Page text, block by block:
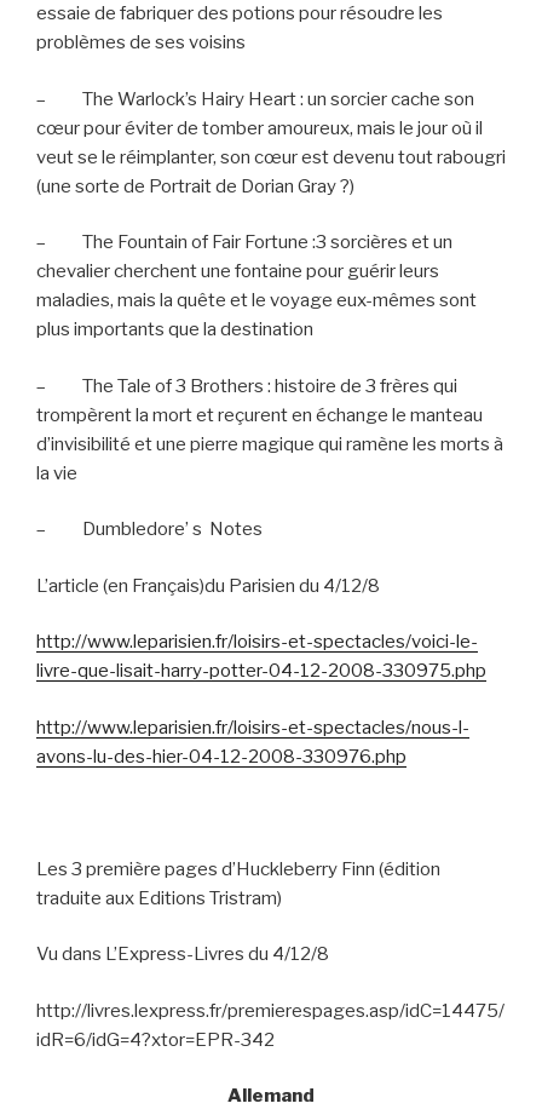
essaie de fabriquer des potions pour résoudre les
problèmes de ses voisins
–
The Warlock’s Hairy Heart : un sorcier cache son
cœur pour éviter de tomber amoureux, mais le jour où il
veut se le réimplanter, son cœur est devenu tout rabougri
(une sorte de Portrait de Dorian Gray ?)
–
The Fountain of Fair Fortune :3 sorcières et un
chevalier cherchent une fontaine pour guérir leurs
maladies, mais la quête et le voyage eux-mêmes sont
plus importants que la destination
–
The Tale of 3 Brothers : histoire de 3 frères qui
trompèrent la mort et reçurent en échange le manteau
d’invisibilité et une pierre magique qui ramène les morts à
la vie
– Dumbledore’ s Notes
L’article (en Français)du Parisien du 4/12/8
http://www.leparisien.fr/loisirs-et-spectacles/voici-le-
livre-que-lisait-harry-potter-04-12-2008-330975.php
http://www.leparisien.fr/loisirs-et-spectacles/nous-l-
avons-lu-des-hier-04-12-2008-330976.php
Les 3 première pages d’Huckleberry Finn (édition
traduite aux Editions Tristram)
Vu dans L’Express-Livres du 4/12/8
http://livres.lexpress.fr/premierespages.asp/idC=14475/
idR=6/idG=4?xtor=EPR-342
Allemand